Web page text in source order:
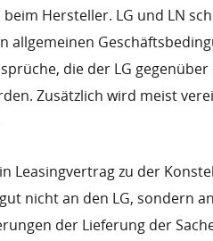
beim Hersteller. LG und LN
allgemeinen
die der LG
Zusätzlich wird meist
Leasingvertrag zu der
nicht an den LG, sondern
der Lieferung der